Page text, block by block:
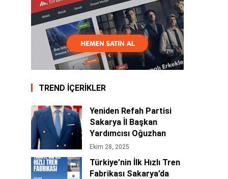
TREND İÇERİKLER
Yeniden Refah Partisi
Sakarya İl Başkan
Yardımcısı Oğuzhan
Tepe’den 29 Ekim
Cumhuriyet Bayramı
Mesajı 🇹🇷
Ekim 28, 2025
Türkiye’nin İlk Hızlı Tren
Fabrikası Sakarya’da